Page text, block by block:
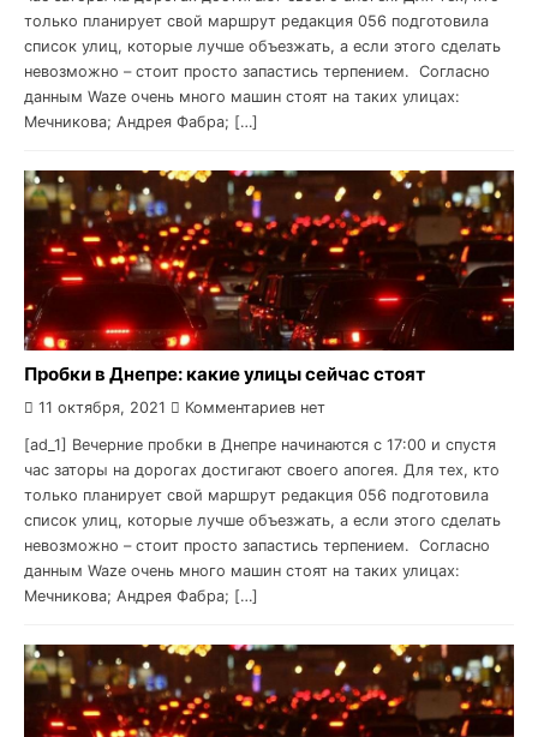
только планирует свой маршрут редакция 056 подготовила
список улиц, которые лучше объезжать, а если этого сделать
невозможно – стоит просто запастись терпением. Согласно
данным Waze очень много машин стоят на таких улицах:
Мечникова; Андрея Фабра; […]
Пробки в Днепре: какие улицы сейчас стоят
11 октября, 2021 Комментариев нет
[ad_1] Вечерние пробки в Днепре начинаются с 17:00 и спустя
час заторы на дорогах достигают своего апогея. Для тех, кто
только планирует свой маршрут редакция 056 подготовила
список улиц, которые лучше объезжать, а если этого сделать
невозможно – стоит просто запастись терпением. Согласно
данным Waze очень много машин стоят на таких улицах:
Мечникова; Андрея Фабра; […]